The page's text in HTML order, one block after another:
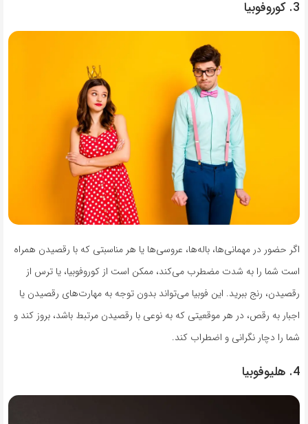
3. کوروفوبیا
اگر حضور در مهمانی‌ها، باله‌ها، عروسی‌ها یا هر مناسبتی که با رقصیدن همراه
است شما را به شدت مضطرب می‌کند، ممکن است از کوروفوبیا، یا ترس از
رقصیدن، رنج ببرید. این فوبیا می‌تواند بدون توجه به مهارت‌های رقصیدن یا
اجبار به رقص، در هر موقعیتی که به نوعی با رقصیدن مرتبط باشد، بروز کند و
شما را دچار نگرانی و اضطراب کند.
4. هلیوفوبیا